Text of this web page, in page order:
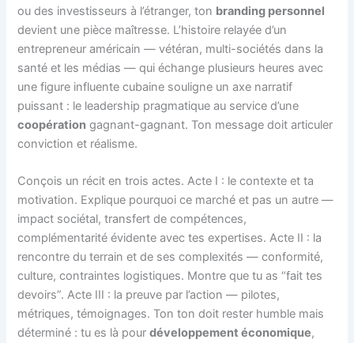
ou des investisseurs à l’étranger, ton branding personnel
devient une pièce maîtresse. L’histoire relayée d’un
entrepreneur américain — vétéran, multi-sociétés dans la
santé et les médias — qui échange plusieurs heures avec
une figure influente cubaine souligne un axe narratif
puissant : le leadership pragmatique au service d’une
coopération gagnant-gagnant. Ton message doit articuler
conviction et réalisme.
Conçois un récit en trois actes. Acte I : le contexte et ta
motivation. Explique pourquoi ce marché et pas un autre —
impact sociétal, transfert de compétences,
complémentarité évidente avec tes expertises. Acte II : la
rencontre du terrain et de ses complexités — conformité,
culture, contraintes logistiques. Montre que tu as “fait tes
devoirs”. Acte III : la preuve par l’action — pilotes,
métriques, témoignages. Ton ton doit rester humble mais
déterminé : tu es là pourdéveloppement économique,